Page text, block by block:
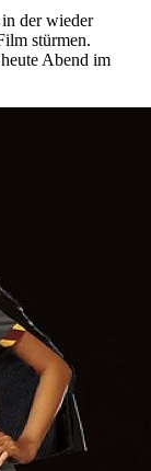
in der wieder
stürmen.
Abend im